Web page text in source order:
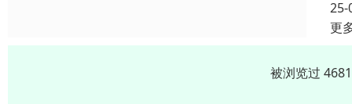
25-
更
被浏览过